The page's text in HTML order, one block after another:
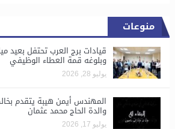
منوعات
قيادات برج العرب تحتفل بعيد
وبلوغه قمة العطاء الوظيفي
يوليو 28, 2026
المهندس أيمن هيبة يتقدم
والدة الحاج محمد عثمان
يوليو 17, 2026